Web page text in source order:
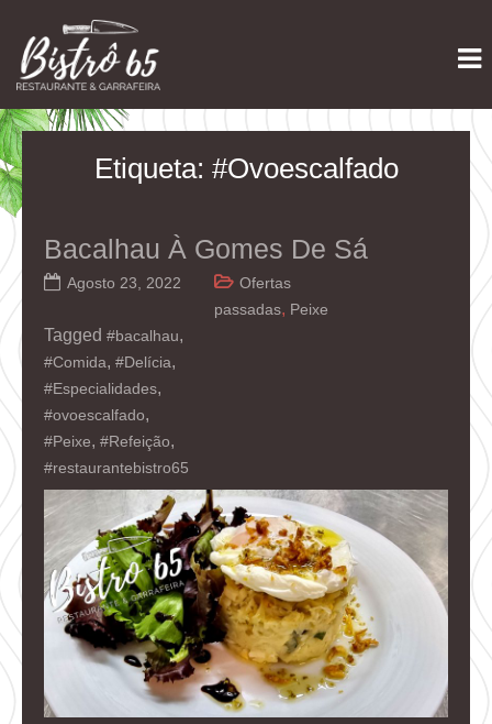
content
Bistrô 65
Restaurante e Garrafeira
Etiqueta: #ovoescalfado
Bacalhau À Gomes De Sá
Agosto 23, 2022
Ofertas
passadas, Peixe
Tagged #bacalhau,
#Comida, #Delícia,
#Especialidades,
#ovoescalfado,
#Peixe, #Refeição,
#restaurantebistro65